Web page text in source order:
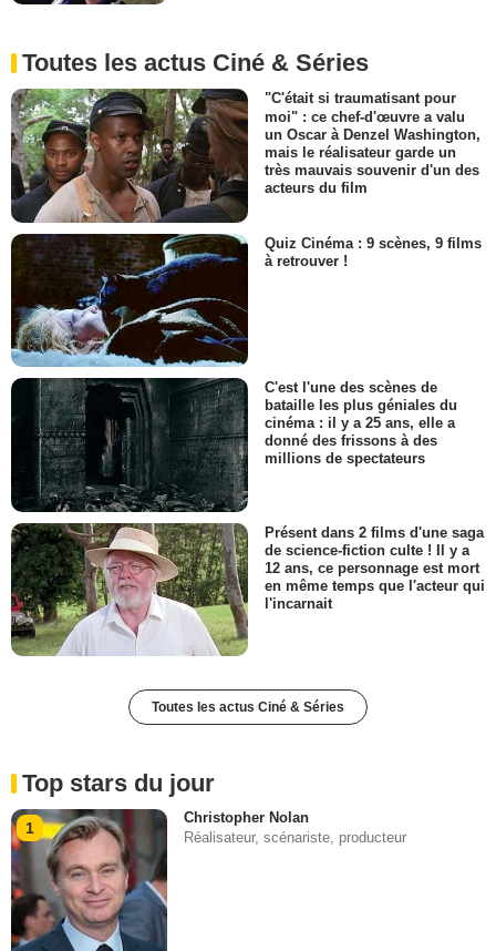
Toutes les actus Ciné & Séries
"C'était si traumatisant pour
moi" : ce chef-d'œuvre a valu
un Oscar à Denzel Washington,
mais le réalisateur garde un
très mauvais souvenir d'un des
acteurs du film
Quiz Cinéma : 9 scènes, 9 films
à retrouver !
C'est l'une des scènes de
bataille les plus géniales du
cinéma : il y a 25 ans, elle a
donné des frissons à des
millions de spectateurs
Présent dans 2 films d'une saga
de science-fiction culte ! Il y a
12 ans, ce personnage est mort
en même temps que l'acteur qui
l'incarnait
Toutes les actus Ciné & Séries
Top stars du jour
1
Christopher Nolan
Réalisateur, scénariste, producteur